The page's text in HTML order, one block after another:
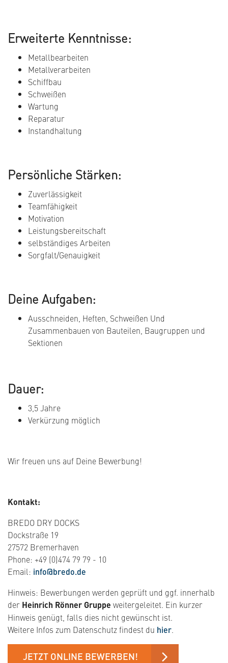
Erweiterte Kenntnisse:
Metallbearbeiten
Metallverarbeiten
Schiffbau
Schweißen
Wartung
Reparatur
Instandhaltung
Persönliche Stärken:
Zuverlässigkeit
Teamfähigkeit
Motivation
Leistungsbereitschaft
selbständiges Arbeiten
Sorgfalt/Genauigkeit
Deine Aufgaben:
Ausschneiden, Heften, Schweißen Und
Zusammenbauen von Bauteilen, Baugruppen und
Sektionen
Dauer:
3,5 Jahre
Verkürzung möglich
Wir freuen uns auf Deine Bewerbung!
Kontakt:
BREDO DRY DOCKS
Dockstraße 19
27572 Bremerhaven
Phone: +49 (0)474 79 79 - 10
Email: info@bredo.de
Hinweis: Bewerbungen werden geprüft und ggf. innerhalb
der Heinrich Rönner Gruppe weitergeleitet. Ein kurzer
Hinweis genügt, falls dies nicht gewünscht ist.
Weitere Infos zum Datenschutz findest du hier.
JETZT ONLINE BEWERBEN!